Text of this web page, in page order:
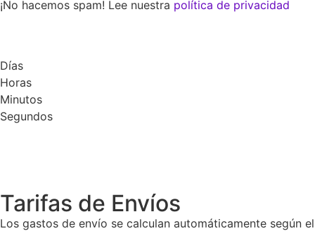
¡No hacemos spam! Lee nuestra política de privacidad
Días
Horas
Minutos
Segundos
Tarifas de Envíos
Los gastos de envío se calculan automáticamente según el